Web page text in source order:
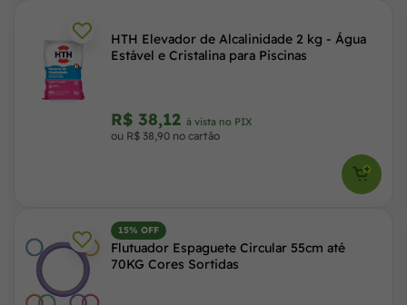
HTH Elevador de Alcalinidade 2 kg - Água
Estável e Cristalina para Piscinas
R$ 38,12 à vista no PIX
ou R$ 38,90 no cartão
15% OFF
Flutuador Espaguete Circular 55cm até
70KG Cores Sortidas